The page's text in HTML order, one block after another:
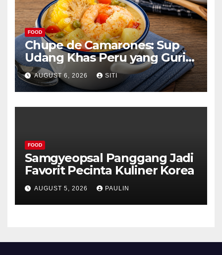
FOOD
Chupe de Camarones: Sup
Udang Khas Peru yang Gurih
Lezat
AUGUST 6, 2026 SITI
FOOD
Samgyeopsal Panggang Jadi
Favorit Pecinta Kuliner Korea
AUGUST 5, 2026 PAULIN